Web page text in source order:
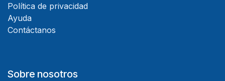
Política de privacidad
Ayuda
Contáctanos
Sobre nosotros